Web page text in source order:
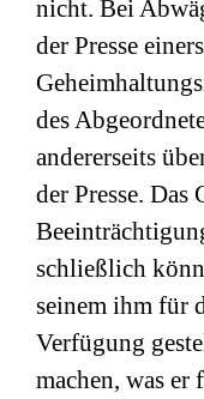
nicht. Bei
der Presse
des
andererseits
der Presse. Das
schließlich
seinem ihm für
Verfügung
machen, was er